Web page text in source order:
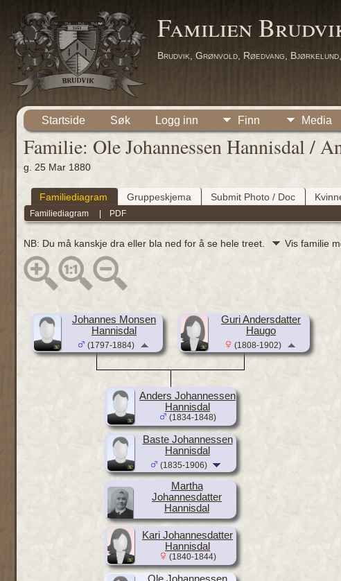
Familien
Brudvik, Grønvold, Røedvang,
Startside Søk Logg inn Finn Media
Familie: Ole Johannessen Hannisdal /
g. 25 Mar 1880
Familiediagram Gruppeskjema Submit Photo / Doc
Familiediagram | PDF
NB: Du må kanskje dra eller bla ned for å se hele treet. Vis familie
Johannes Monsen
Hannisdal
(1797-1884)
Guri Andersdatter
Haugo
(1808-1902)
Anders Johannessen
Hannisdal
(1834-1848)
Baste Johannessen
Hannisdal
(1835-1906)
Martha
Johannesdatter
Hannisdal
(1838-1919)
Kari Johannesdatter
Hannisdal
(1840-1844)
Ole Johannessen